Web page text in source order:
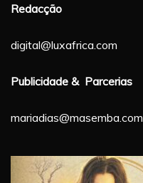
Redacção
digital@luxafrica.com
Publicidade & Parcerias
mariadias@masemba.com